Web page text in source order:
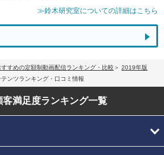
≫鈴木研究室についての詳細はこちら
すすめの定額制動画配信ランキング・比較
2019年版
ンツランキング・口コミ情報
客満足度ランキング一覧